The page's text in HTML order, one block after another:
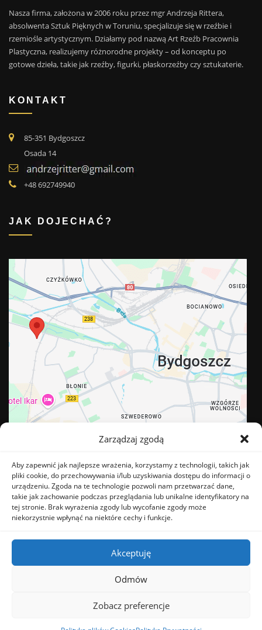
Zarządzaj zgodą
Aby zapewnić jak najlepsze wrażenia, korzystamy z technologii, takich jak
pliki cookie, do przechowywania i/lub uzyskiwania dostępu do informacji o
urządzeniu. Zgoda na te technologie pozwoli nam przetwarzać dane,
takie jak zachowanie podczas przeglądania lub unikalne identyfikatory na
tej stronie. Brak wyrażenia zgody lub wycofanie zgody może
niekorzystnie wpłynąć na niektóre cechy i funkcje.
Akceptuję
Odmów
Zobacz preferencje
Nasza firma, założona w 2006 roku przez mgr Andrzeja Rittera,
absolwenta Sztuk Pięknych w Toruniu, specjalizuje się w rzeźbie i
rzemiośle artystycznym. Działamy pod nazwą Art Rzeźb Pracownia
Plastyczna, realizujemy różnorodne projekty – od konceptu po
gotowe dzieła, takie jak rzeźby, figurki, płaskorzeźby czy sztukaterie.
KONTAKT
85-351 Bydgoszcz
Osada 14
+48 692749940
JAK DOJECHAĆ?
BĄDŹ NA BIEŻĄCO
Copyright © 2023 | Powered by WordPress|Interior House theme by